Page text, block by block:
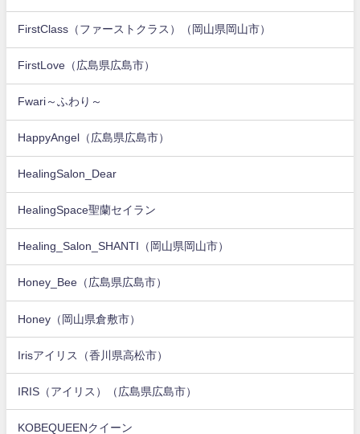
FirstClass（ファーストクラス）（岡山県岡山市）
FirstLove（広島県広島市）
Fwari～ふわり～
HappyAngel（広島県広島市）
HealingSalon_Dear
HealingSpace聖蘭セイラン
Healing_Salon_SHANTI（岡山県岡山市）
Honey_Bee（広島県広島市）
Honey（岡山県倉敷市）
Irisアイリス（香川県高松市）
IRIS（アイリス）（広島県広島市）
KOBEQUEENクイーン